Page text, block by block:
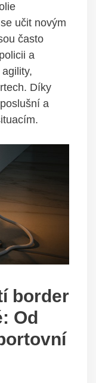
učit novým
často
a
Díky
a
border
Od